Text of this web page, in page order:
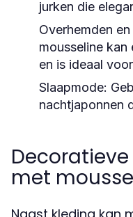
jurken die
Overhemden
mousseline kan
en is ideaal
Slaapmode:
nachtjaponnen
met